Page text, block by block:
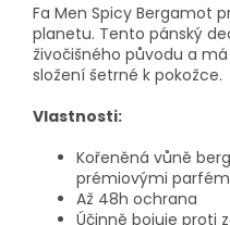
Fa Men Spicy Bergamot
planetu. Tento pánský
živočišného původu a
složení šetrné k pokožce.
Vlastnosti:
Kořeněná vůně
prémiovými
Až 48h ochrana
Účinně bojuje proti